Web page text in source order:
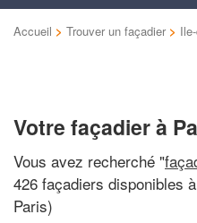
Accueil > Trouver un façadier >
Votre façadier à
Vous avez recherché "
426 façadiers disponibles
Paris)